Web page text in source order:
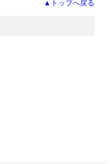
▲トップへ戻る